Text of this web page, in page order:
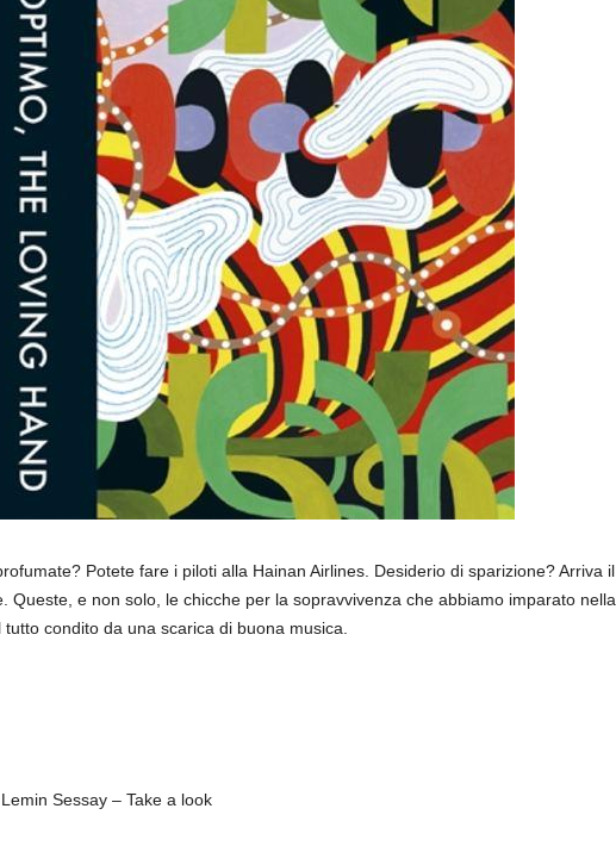
Potete fare i piloti alla Hainan Airlines. Desiderio di sparizione? Arriva il
Queste, e non solo, le chicche per la sopravvivenza che abbiamo imparato nella
condito da una scarica di buona musica.
Sessay – Take a look